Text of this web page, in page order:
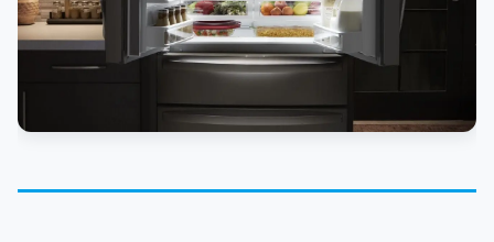
ميديا
الحرارة التي يحددها
البرنامج.
لذلك هي العنصر